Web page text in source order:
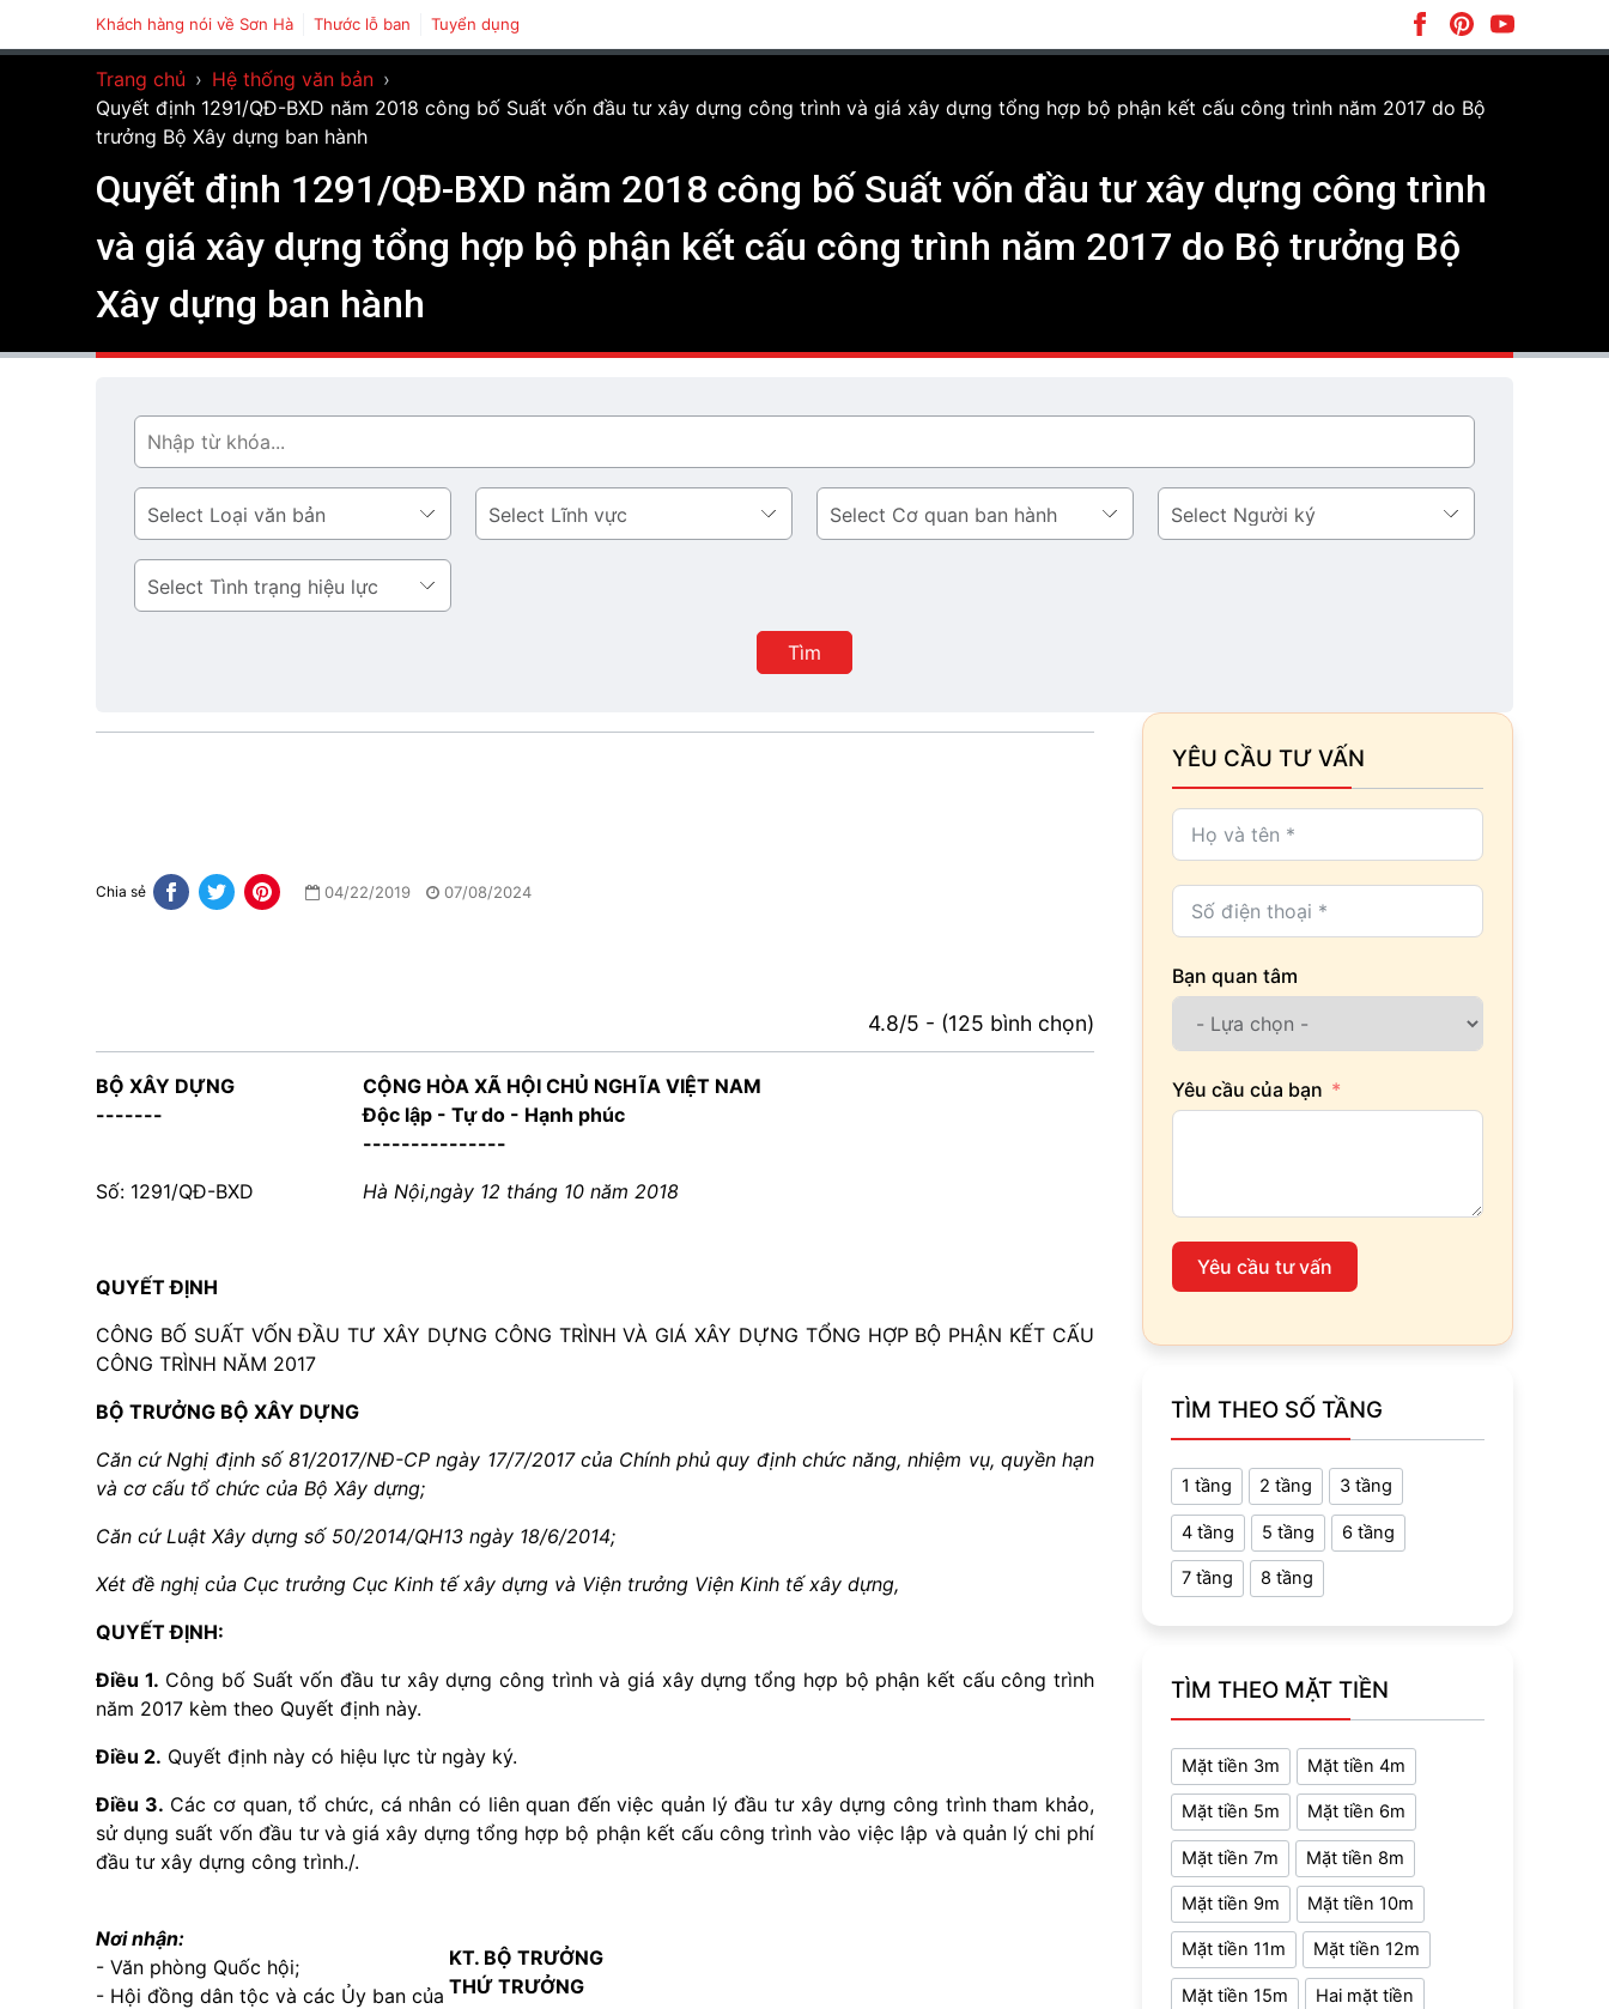
Khách hàng nói về Sơn Hà Thước lỗ ban Tuyển dụng
Trang chủ › Hệ thống văn bản ›
Quyết định 1291/QĐ-BXD năm 2018 công bố Suất vốn đầu tư xây dựng công trình và giá xây dựng tổng hợp bộ phận kết cấu công trình năm 2017 do Bộ
trưởng Bộ Xây dựng ban hành
Quyết định 1291/QĐ-BXD năm 2018 công bố Suất vốn đầu tư xây dựng công trình
và giá xây dựng tổng hợp bộ phận kết cấu công trình năm 2017 do Bộ trưởng Bộ
Xây dựng ban hành
Tìm
Loại
văn
bản
Lĩnh
vực
Cơ
quan
Người
ký
Tình
trạng
Tìm
Chia sẻ 04/22/2019 07/08/2024
4.8/5 - (125 bình chọn)
BỘ XÂY DỰNG
-------
CỘNG HÒA XÃ HỘI CHỦ NGHĨA VIỆT NAM
Độc lập - Tự do - Hạnh phúc
---------------
Số: 1291/QĐ-BXD
Hà Nội,ngày 12 tháng 10 năm 2018
QUYẾT ĐỊNH
CÔNG BỐ SUẤT VỐN ĐẦU TƯ XÂY DỰNG CÔNG TRÌNH VÀ GIÁ XÂY DỰNG TỔNG HỢP BỘ PHẬN KẾT CẤU
CÔNG TRÌNH NĂM 2017
BỘ TRƯỞNG BỘ XÂY DỰNG
Căn cứ Nghị định số 81/2017/NĐ-CP ngày 17/7/2017 của Chính phủ quy định chức năng, nhiệm vụ, quyền hạn
và cơ cấu tổ chức của Bộ Xây dựng;
Căn cứ Luật Xây dựng số 50/2014/QH13 ngày 18/6/2014;
Xét đề nghị của Cục trưởng Cục Kinh tế xây dựng và Viện trưởng Viện Kinh tế xây dựng,
QUYẾT ĐỊNH:
Điều 1. Công bố Suất vốn đầu tư xây dựng công trình và giá xây dựng tổng hợp bộ phận kết cấu công trình
năm 2017 kèm theo Quyết định này.
Điều 2. Quyết định này có hiệu lực từ ngày ký.
Điều 3. Các cơ quan, tổ chức, cá nhân có liên quan đến việc quản lý đầu tư xây dựng công trình tham khảo,
sử dụng suất vốn đầu tư và giá xây dựng tổng hợp bộ phận kết cấu công trình vào việc lập và quản lý chi phí
đầu tư xây dựng công trình./.
Nơi nhận:
- Văn phòng Quốc hội;
- Hội đồng dân tộc và các Ủy ban của
KT. BỘ TRƯỞNG
THỨ TRƯỞNG
YÊU CẦU TƯ VẤN
Bạn quan tâm
Yêu cầu của bạn
Yêu cầu tư vấn
TÌM THEO SỐ TẦNG
1 tầng 2 tầng 3 tầng
4 tầng 5 tầng 6 tầng
7 tầng 8 tầng
TÌM THEO MẶT TIỀN
Mặt tiền 3m Mặt tiền 4m
Mặt tiền 5m Mặt tiền 6m
Mặt tiền 7m Mặt tiền 8m
Mặt tiền 9m Mặt tiền 10m
Mặt tiền 11m Mặt tiền 12m
Mặt tiền 15m Hai mặt tiền